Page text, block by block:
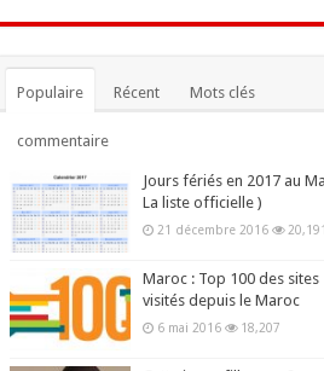
Populaire Récent Mots clés
commentaire
Jours fériés en 2017 au
La liste officielle )
21 décembre 2016 20,191
Maroc : Top 100 des sites
visités depuis le Maroc
6 mai 2016 18,207